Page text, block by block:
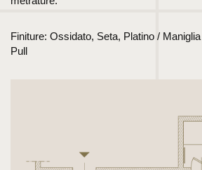
Finiture: Ossidato, Seta, Platino /
Pull